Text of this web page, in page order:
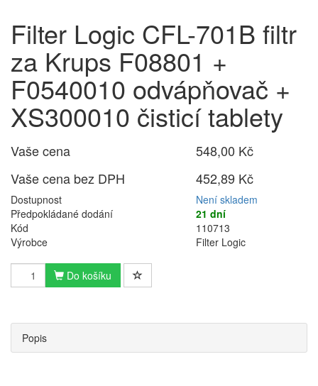
Filter Logic CFL-701B filtr
za Krups F08801 +
F0540010 odvápňovač +
XS300010 čisticí tablety
Vaše cena
548,00 Kč
Vaše cena bez DPH
452,89 Kč
Dostupnost
Není skladem
Předpokládané dodání
21 dní
Kód
110713
Výrobce
Filter Logic
Do košíku
Popis